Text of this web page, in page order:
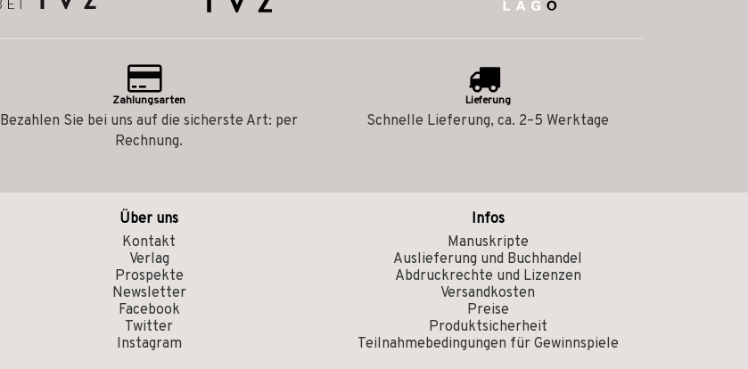
Zahlungsarten
Bezahlen Sie bei uns auf die sicherste Art: per
Rechnung.
Lieferung
Schnelle Lieferung, ca. 2–5 Werktage
Über uns
Kontakt
Verlag
Prospekte
Newsletter
Facebook
Twitter
Instagram
Infos
Manuskripte
Auslieferung und Buchhandel
Abdruckrechte und Lizenzen
Versandkosten
Preise
Produktsicherheit
Teilnahmebedingungen für Gewinnspiele